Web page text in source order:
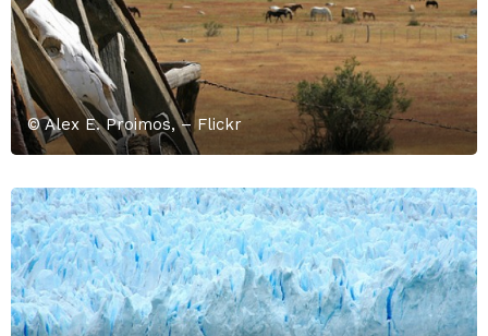
© Alex E. Proimos, – Flickr